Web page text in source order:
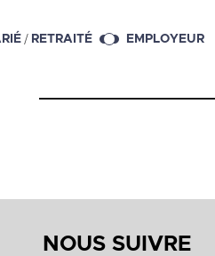
/ RETRAITÉ EMPLOYEUR
NOUS SUIVRE